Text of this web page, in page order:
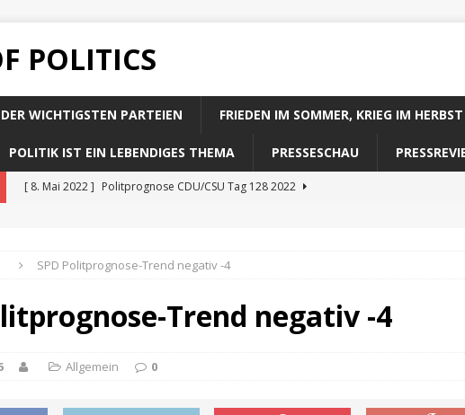
POLITICS
WICHTIGSTEN PARTEIEN FRIEDEN IM SOMMER, KRIEG IM
POLITIK IST EIN LEBENDIGES THEMA PRESSESCHAU
[ 8. Mai 2022 ] Politprognose CDU/CSU Tag 128 2022
[ 8. Mai 2022 ] Politprognose Koalitionsrechner Tag 128 2022
SPD Politprognose-Trend negativ -4
Trend negativ -4
Allgemein 0